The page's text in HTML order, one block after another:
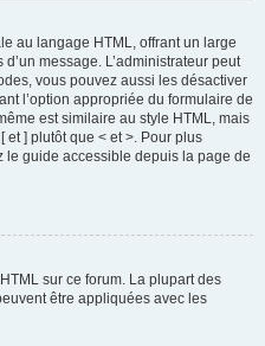
au langage HTML, offrant un large
message. L’administrateur peut
vous pouvez aussi les désactiver
l’option appropriée du formulaire de
est similaire au style HTML, mais
et ] plutôt que < et >. Pour plus
le guide accessible depuis la page de
sur ce forum. La plupart des
être appliquées avec les